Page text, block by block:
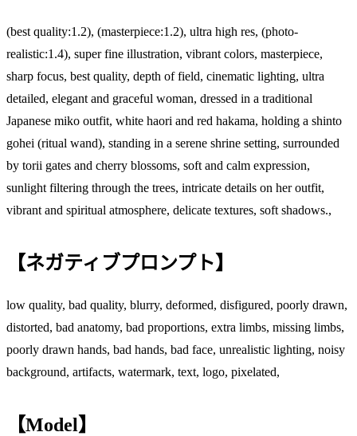
(best quality:1.2), (masterpiece:1.2), ultra high res, (photo-
realistic:1.4), super fine illustration, vibrant colors, masterpiece,
sharp focus, best quality, depth of field, cinematic lighting, ultra
detailed, elegant and graceful woman, dressed in a traditional
Japanese miko outfit, white haori and red hakama, holding a shinto
gohei (ritual wand), standing in a serene shrine setting, surrounded
by torii gates and cherry blossoms, soft and calm expression,
sunlight filtering through the trees, intricate details on her outfit,
vibrant and spiritual atmosphere, delicate textures, soft shadows.,
【ネガティブプロンプト】
low quality, bad quality, blurry, deformed, disfigured, poorly drawn,
distorted, bad anatomy, bad proportions, extra limbs, missing limbs,
poorly drawn hands, bad hands, bad face, unrealistic lighting, noisy
background, artifacts, watermark, text, logo, pixelated,
【Model】